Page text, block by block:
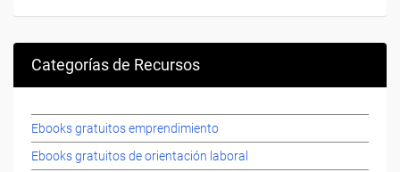
Categorías de Recursos
Ebooks gratuitos emprendimiento
Ebooks gratuitos de orientación laboral